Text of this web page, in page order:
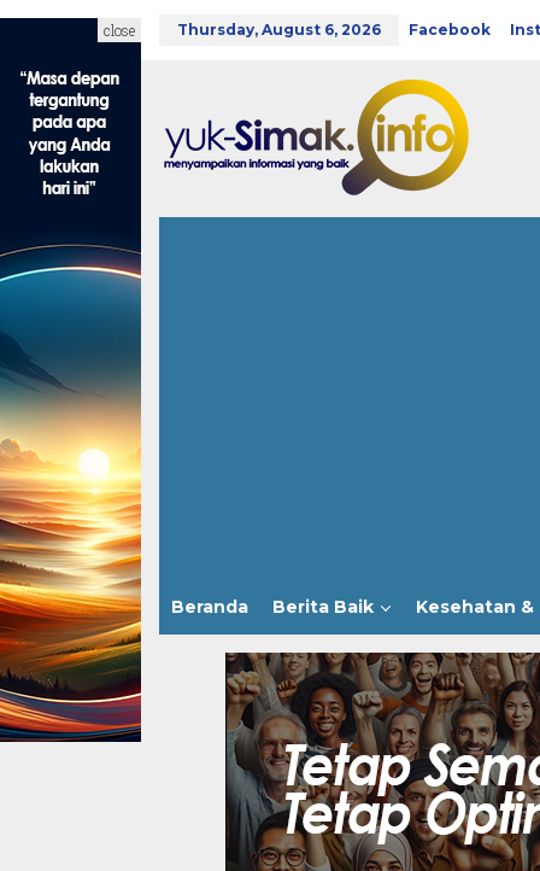
Thursday, August 6, 2026 Facebook
Beranda Berita Baik Kesehatan &
close